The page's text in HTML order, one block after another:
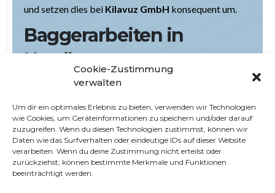
Cookie-Zustimmung
verwalten
Um dir ein optimales Erlebnis zu bieten, verwenden wir Technologien
wie Cookies, um Geräteinformationen zu speichern und/oder darauf
zuzugreifen. Wenn du diesen Technologien zustimmst, können wir
Daten wie das Surfverhalten oder eindeutige IDs auf dieser Website
verarbeiten. Wenn du deine Zustimmung nicht erteilst oder
zurückziehst, können bestimmte Merkmale und Funktionen
beeinträchtigt werden.
und setzen dies bei Kilavuz GmbH konsequent um.
Baggerarbeiten in
Nastätten
Baggerarbeitenerfordern Präzision und
Fachkenntnisse. Bei
Kilavuz GmbH
verfügen wir über
modernste Ausrüstung und erfahrene Fachleute, um
Baggerarbeiten effizient und professionell
durchzuführen.
Trockenmauern bauen in